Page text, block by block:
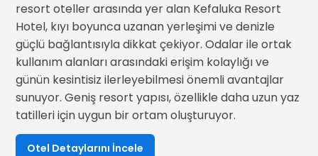
resort oteller arasında yer alan Kefaluka Resort
Hotel, kıyı boyunca uzanan yerleşimi ve denizle
güçlü bağlantısıyla dikkat çekiyor. Odalar ile ortak
kullanım alanları arasındaki erişim kolaylığı ve
günün kesintisiz ilerleyebilmesi önemli avantajlar
sunuyor. Geniş resort yapısı, özellikle daha uzun yaz
tatilleri için uygun bir ortam oluşturuyor.
Otel Detaylarını İncele